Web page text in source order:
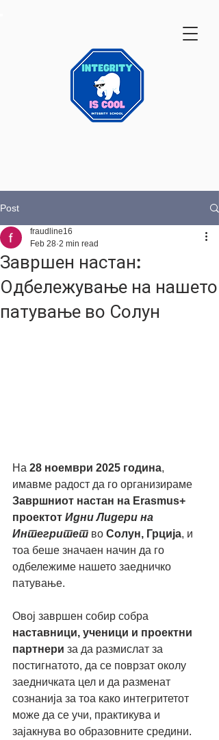
Post
Завршен настан:
Одбележување на нашето
патување во Солун
fraudline16
Feb 28 2 min read
На 28 ноември 2025 година,
имавме радост да го организираме
Завршниот настан на Erasmus+
проектот Идни Лидери на
Интегритет во Солун, Грција, и
тоа беше значаен начин да го
одбележиме нашето заедничко
патување.
Овој завршен собир собра
наставници, ученици и проектни
партнери за да размислат за
постигнатото, да се поврзат околу
заедничката цел и да разменат
сознанија за тоа како интегритетот
може да се учи, практикува и
зајакнува во образовните средини.